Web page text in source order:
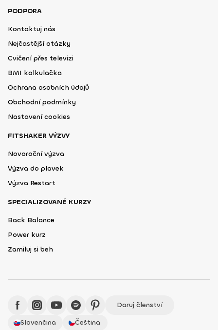
PODPORA
Kontaktuj nás
Nejčastější otázky
Cvičení přes televizi
BMI kalkulačka
Ochrana osobních údajů
Obchodní podmínky
Nastavení cookies
FITSHAKER VÝZVY
Novoroční výzva
Výzva do plavek
Výzva Restart
SPECIALIZOVANÉ KURZY
Back Balance
Power kurz
Zamiluj si beh
Daruj členství
Slovenčina
Čeština